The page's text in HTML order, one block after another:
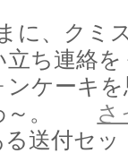
に、クミ
ち連絡
ケーキを
わ～。
さ
送付セ